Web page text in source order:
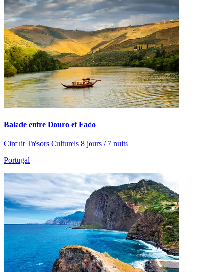
Balade entre Douro et Fado
Circuit Trésors Culturels 8 jours / 7 nuits
Portugal